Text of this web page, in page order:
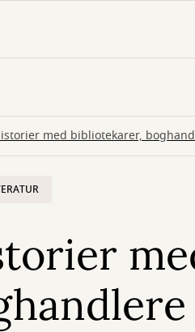
med bibliotekarer,